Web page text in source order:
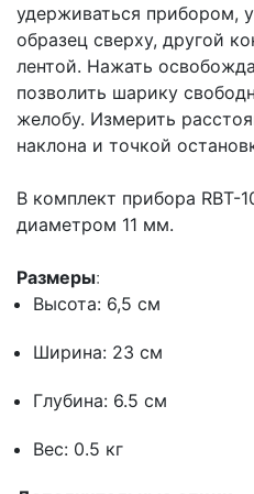
удерживаться прибором,
образец сверху, другой
лентой. Нажать
позволить шарику
желобу. Измерить
наклона и точкой
В комплект прибора RBT-
диаметром 11 мм.
Размеры:
Высота: 6,5 см
Ширина: 23 см
Глубина: 6.5 см
Вес: 0.5 кг